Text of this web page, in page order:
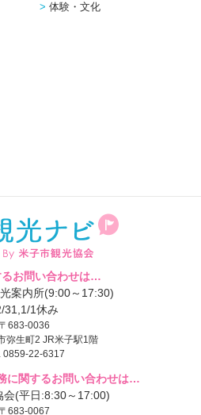
体験・文化
お問い合わせは…
案内所(9:00～17:30)
31,1/1休み
683-0036
弥生町2 JR米子駅1階
0859-22-6317
に関するお問い合わせは…
会(平日:8:30～17:00)
683-0067